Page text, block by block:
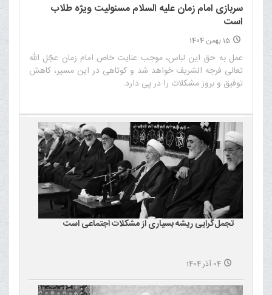
سربازی امام زمان علیه السلام مسئولیت ویژه طلاب
است
15 بهمن 1404
عمل به حق این لباس، موجب عنایت خاص امام زمان عجّل الله
تعالی فرجه الشریف خواهد شد و کوتاهی در این مسیر، کاهش
توفیق و بروز مشکلات را در پی دارد.‌
تجمل‌گرایی ریشه بسیاری از مشکلات اجتماعی است
04 آذر 1404